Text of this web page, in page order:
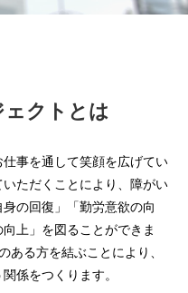
クトとは
仕事を通して笑顔を広げてい
ただくことにより、障がい
の回復」「勤労意欲の向
上」を図ることができま
ある方を結ぶことにより、
係をつくります。